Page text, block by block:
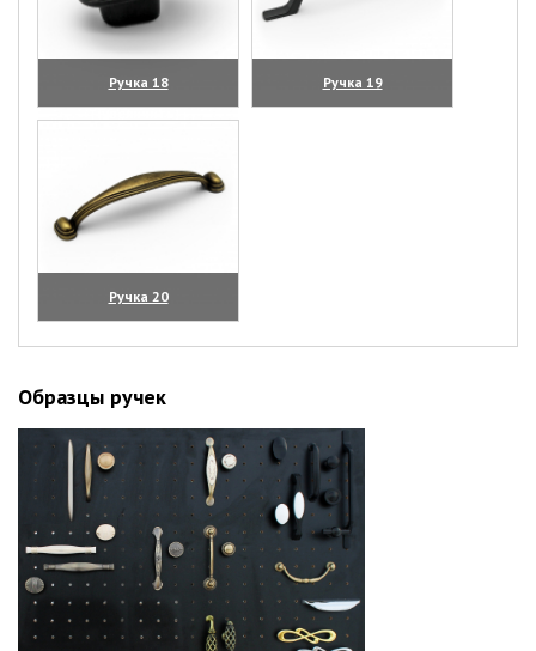
Ручка 18
(увеличить)
Ручка 19
(увеличить)
Ручка 20
(увеличить)
Образцы ручек